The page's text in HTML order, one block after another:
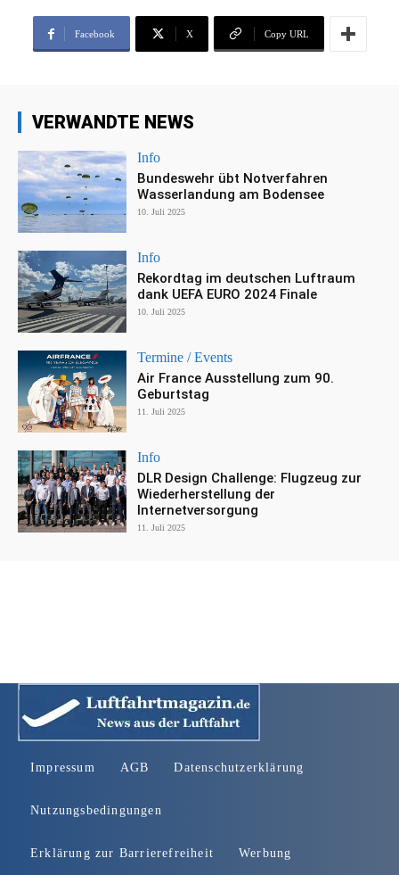
Facebook X Copy URL
VERWANDTE NEWS
Info
Bundeswehr übt Notverfahren
Wasserlandung am Bodensee
10. Juli 2025
Info
Rekordtag im deutschen Luftraum
dank UEFA EURO 2024 Finale
10. Juli 2025
Termine / Events
Air France Ausstellung zum 90.
Geburtstag
11. Juli 2025
Info
DLR Design Challenge: Flugzeug zur
Wiederherstellung der
Internetversorgung
11. Juli 2025
Impressum AGB Datenschutzerklärung
Nutzungsbedingungen
Erklärung zur Barrierefreiheit Werbung